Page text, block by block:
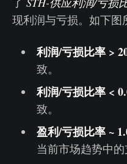
现利润与亏损。如下图
利润/亏损比率 >
致。
利润/亏损比率 <
致。
盈利/亏损比率 ~
当前市场趋势中的